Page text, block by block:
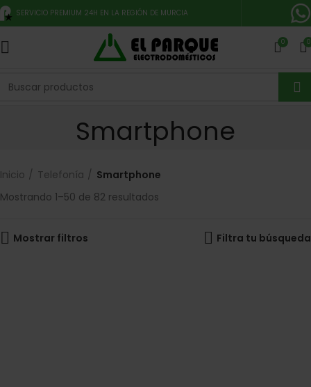
SERVICIO PREMIUM 24H EN LA REGIÓN DE MURCIA
0 0
Smartphone
Inicio Telefonía
Smartphone
Mostrando 1–50 de 82 resultados
Mostrar filtros Filtra tu búsqueda